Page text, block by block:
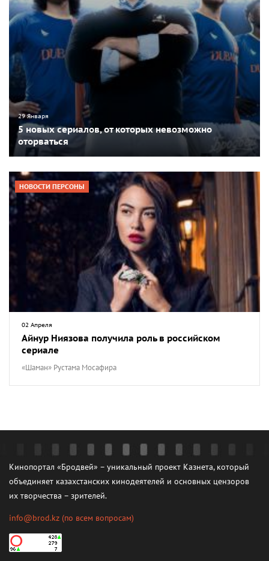
29 Января
5 новых сериалов, от которых невозможно
оторваться
НОВОСТИ ПЕРСОНЫ
02 Апреля
Айнур Ниязова получила роль в российском
сериале
«Шаман» Рустама Мосафира
Кинопортал «Бродвей» – уникальный проект Казнета, который
объединяет казахстанских кинодеятелей и основных цензоров
их творчества – зрителей.
info@brod.kz (по всем вопросам)